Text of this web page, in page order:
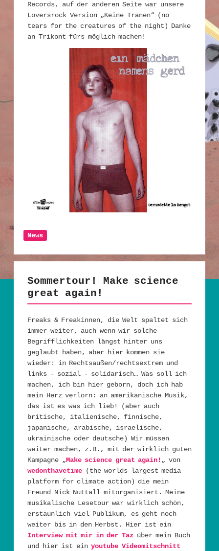
Records, auf der anderen Seite war unsere
Loversrock Version „Keine Tränen“ (no
tears for the creatures of the night) Danke
an Trikont fürs möglich machen!
News
Sommertour! Make science
great again!
Freaks & Freakinnen, die Welt spaltet sich
immer weiter, auch wenn wir solche
Begrifflichkeiten längst hinter uns
geglaubt haben, aber hier kommen sie
wieder: in Rechtsaußen/rechtsextrem und
links - sozial - solidarisch… Was soll ich
machen, ich bin hier geborn, doch ich hab
mein Herz verlorn: an amerikanische Musik,
das ist es was ich lieb! (aber auch
britische, italienische, finnische,
japanische, arabische, israelische,
ukrainische oder deutsche) Wir müssen
weiter machen, z.B., mit der wirklich guten
Kampagne „Make science great again!„ von
wedonthavetime (the worlds largest media
platform for climate action) die mein
Freund Nick Nuttall mitorganisiert. Meine
musikalische Lesetour war wirklich schön,
erstaunlich viel Publikum, es geht noch
weiter bis in den Herbst. Hier ist ein
Interview mit mir in der Taz über mein Buch
und hier ist einyoutube Videomitschnitt